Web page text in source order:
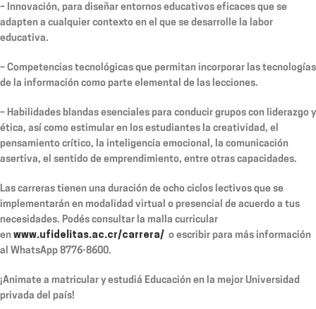
– Innovación, para diseñar entornos educativos eficaces que se
adapten a cualquier contexto en el que se desarrolle la labor
educativa.
– Competencias tecnológicas que permitan incorporar las tecnologías
de la información como parte elemental de las lecciones.
– Habilidades blandas esenciales para conducir grupos con liderazgo y
ética, así como estimular en los estudiantes la creatividad, el
pensamiento crítico, la inteligencia emocional, la comunicación
asertiva, el sentido de emprendimiento, entre otras capacidades.
Las carreras tienen una duración de ocho ciclos lectivos que se
implementarán en modalidad virtual o presencial de acuerdo a tus
necesidades. Podés consultar la malla curricular
en www.ufidelitas.ac.cr/carrera/ o escribir para más información
al WhatsApp 8776-8600.
¡Animate a matricular y estudiá Educación en la mejor Universidad
privada del país!